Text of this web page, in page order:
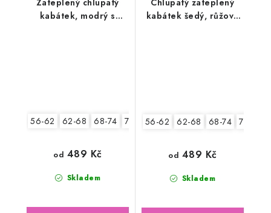
Zateplený chlupatý
kabátek, modrý s
56-62 62-68 68-74 74-80 80-86
Skladem
od 489 Kč
Chlupatý zateplený
kabátek šedý, růžová
56-62 62-68 68-74 74-80
Skladem
od 489 Kč